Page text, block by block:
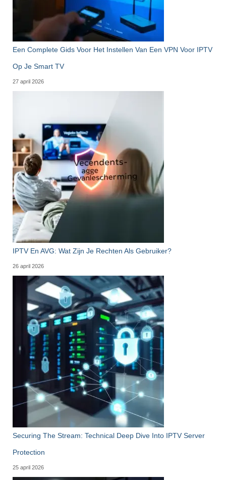
Een Complete Gids Voor Het Instellen Van Een VPN Voor IPTV
Op Je Smart TV
27 april 2026
IPTV En AVG: Wat Zijn Je Rechten Als Gebruiker?
26 april 2026
Securing The Stream: Technical Deep Dive Into IPTV Server
Protection
25 april 2026